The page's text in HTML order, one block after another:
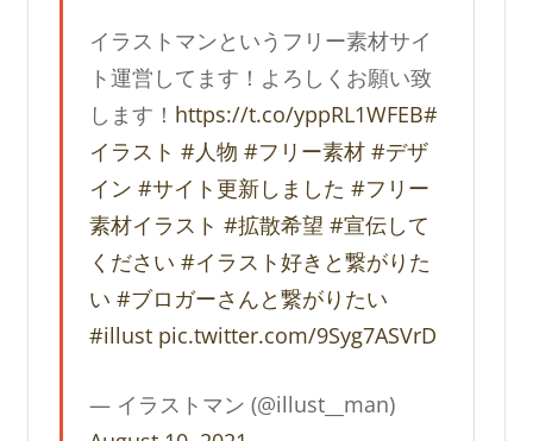
イラストマンというフリー素材サイ
ト運営してます！よろしくお願い致
します！ https://t.co/yppRL1WFEB#
イラスト #人物 #フリー素材 #デザ
イン #サイト更新しました #フリー
素材イラスト #拡散希望 #宣伝して
ください #イラスト好きと繋がりた
い #ブロガーさんと繋がりたい
#illust pic.twitter.com/9Syg7ASVrD
— イラストマン (@illust__man)